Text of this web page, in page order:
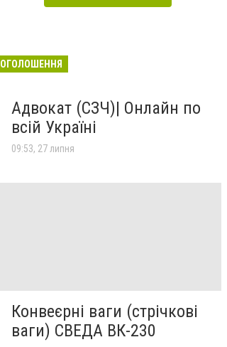
ОГОЛОШЕННЯ
Адвокат (СЗЧ)| Онлайн по
всій Україні
09:53, 27 липня
Конвеєрні ваги (стрічкові
ваги) СВЕДА ВК-230